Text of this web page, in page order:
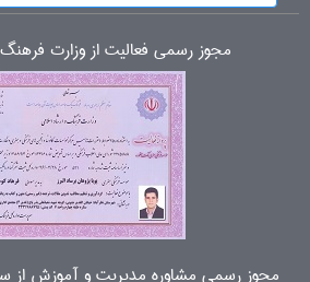
مجوز رسمی فعالیت از وزارت
مجوز رسمی مشاوره مدیریت و آموزش از